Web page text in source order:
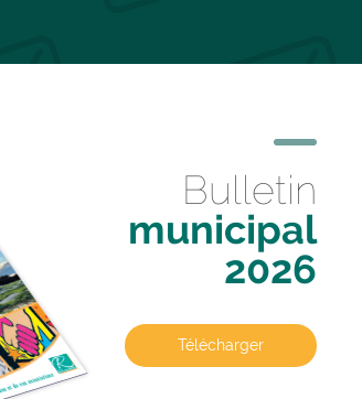
Bulletin
municipal
2026
Télécharger